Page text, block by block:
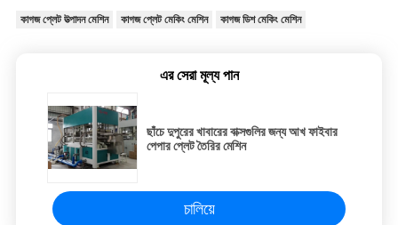
কাগজ প্লেট উত্পাদন মেশিন কাগজ প্লেট মেকিং মেশিন কাগজ ডিশ মেকিং মেশিন
এর সেরা মূল্য পান
ছাঁচে দুপুরের খাবারের বাক্সগুলির জন্য আখ ফাইবার
পেপার প্লেট তৈরির মেশিন
চালিয়ে